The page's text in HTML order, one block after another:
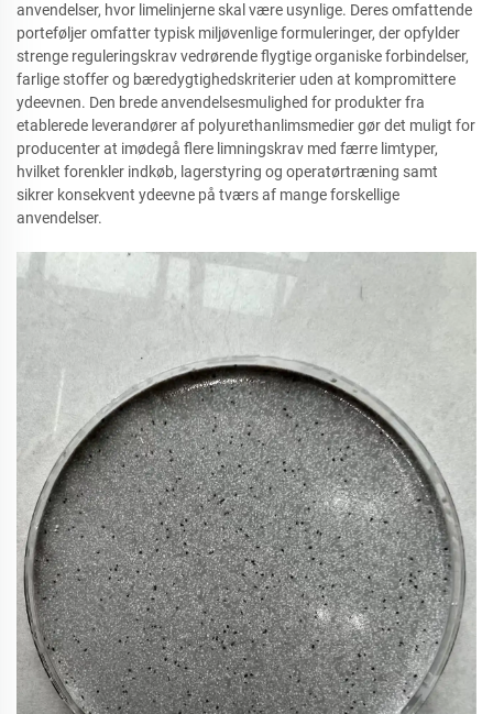
anvendelser, hvor limelinjerne skal være usynlige. Deres omfattende
porteføljer omfatter typisk miljøvenlige formuleringer, der opfylder
strenge reguleringskrav vedrørende flygtige organiske forbindelser,
farlige stoffer og bæredygtighedskriterier uden at kompromittere
ydeevnen. Den brede anvendelsesmulighed for produkter fra
etablerede leverandører af polyurethanlimsmedier gør det muligt for
producenter at imødegå flere limningskrav med færre limtyper,
hvilket forenkler indkøb, lagerstyring og operatørtræning samt
sikrer konsekvent ydeevne på tværs af mange forskellige
anvendelser.